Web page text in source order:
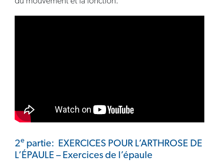
2e partie: EXERCICES POUR L’ARTHROSE DE
L’ÉPAULE – Exercices de l’épaule